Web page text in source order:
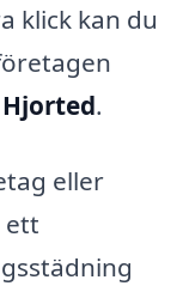
klick kan du
.
eller
ett